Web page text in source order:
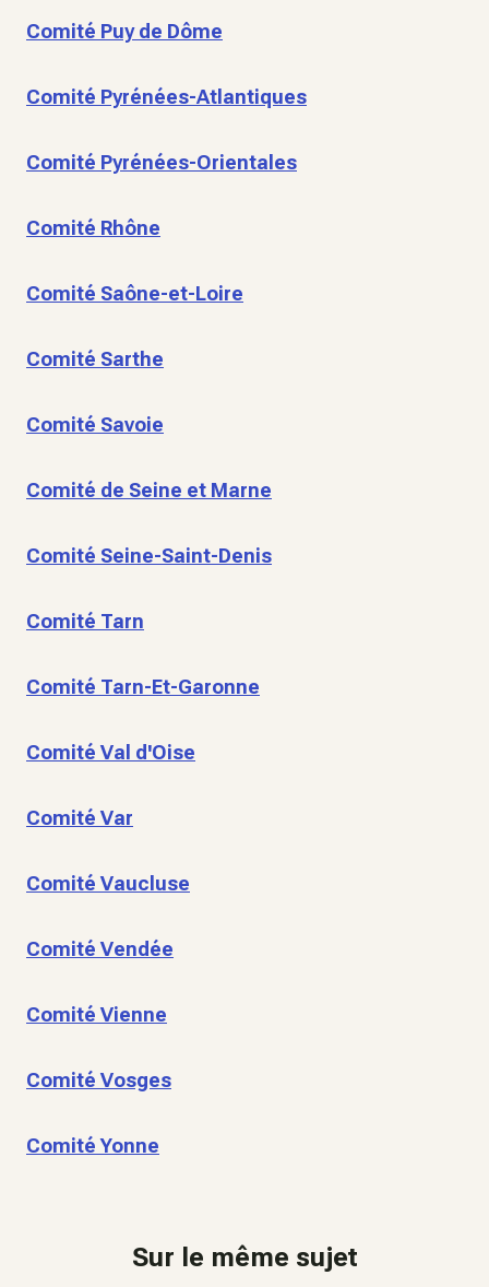
Comité Puy de Dôme
Comité Pyrénées-Atlantiques
Comité Pyrénées-Orientales
Comité Rhône
Comité Saône-et-Loire
Comité Sarthe
Comité Savoie
Comité de Seine et Marne
Comité Seine-Saint-Denis
Comité Tarn
Comité Tarn-Et-Garonne
Comité Val d'Oise
Comité Var
Comité Vaucluse
Comité Vendée
Comité Vienne
Comité Vosges
Comité Yonne
Sur le même sujet